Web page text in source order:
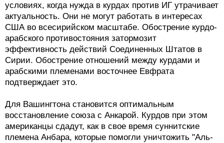
условиях, когда нужда в курдах против ИГ утрачивает
актуальность. Они не могут работать в интересах
США во всесирийском масштабе. Обострение курдо-
арабского противостояния затормозит
эффективность действий Соединенных Штатов в
Сирии. Обострение отношений между курдами и
арабскими племенами восточнее Евфрата
подтверждает это.
Для Вашингтона становится оптимальным
восстановление союза с Анкарой. Курдов при этом
американцы сдадут, как в свое время суннитские
племена Анбара, которые помогли уничтожить "Аль-